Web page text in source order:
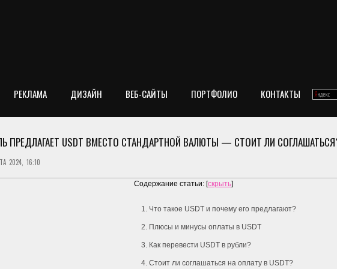
РЕКЛАМА ДИЗАЙН ВЕБ-САЙТЫ ПОРТФОЛИО КОНТАКТЫ
ПРЕДЛАГАЕТ USDT ВМЕСТО СТАНДАРТНОЙ ВАЛЮТЫ — СТОИТ ЛИ
2024, 16:10
Содержание статьи: [скрыть]
1. Что такое USDT и почему его предлагают?
2. Плюсы и минусы оплаты в USDT
3. Как перевести USDT в рубли?
4. Стоит ли соглашаться на оплату в USDT?